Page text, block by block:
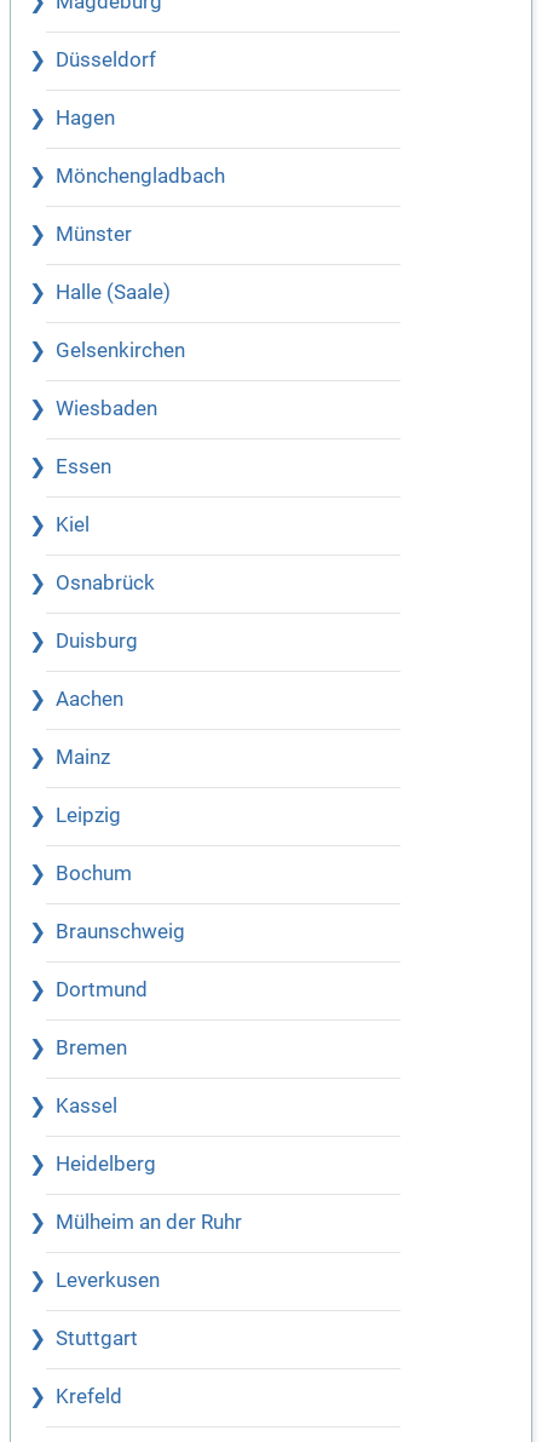
Düsseldorf
Hagen
Mönchengladbach
Münster
Halle (Saale)
Gelsenkirchen
Wiesbaden
Essen
Kiel
Osnabrück
Duisburg
Aachen
Mainz
Leipzig
Bochum
Braunschweig
Dortmund
Bremen
Kassel
Heidelberg
Mülheim an der Ruhr
Leverkusen
Stuttgart
Krefeld